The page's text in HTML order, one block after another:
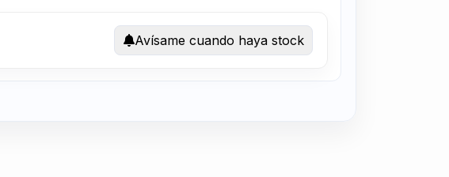
Avísame cuando haya stock